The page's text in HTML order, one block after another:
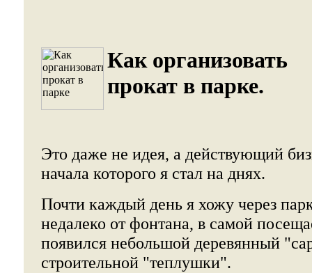
Как организовать
прокат в парке.
Это даже не идея, а действующий
начала которого я стал на днях.
Почти каждый день я хожу через
недалеко от фонтана, в самой
появился небольшой деревянный
строительной "теплушки".